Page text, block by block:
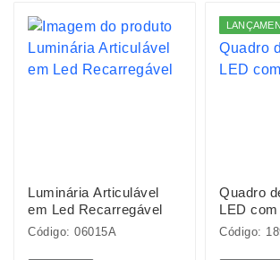
Luminária Articulável
em Led Recarregável
Código: 06015A
Quadro
LED
Código: